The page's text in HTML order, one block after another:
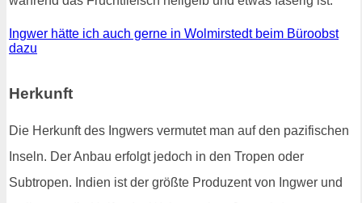
Ingwer hätte ich auch gerne in Wolmirstedt beim Büroobst
dazu
Herkunft
Die Herkunft des Ingwers vermutet man auf den pazifischen
Inseln. Der Anbau erfolgt jedoch in den Tropen oder
Subtropen. Indien ist der größte Produzent von Ingwer und